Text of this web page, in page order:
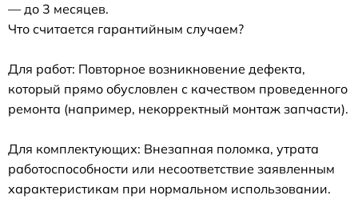
— до 3 месяцев.
Что считается гарантийным случаем?
Для работ: Повторное возникновение дефекта,
который прямо обусловлен с качеством проведенного
ремонта (например, некорректный монтаж запчасти).
Для комплектующих: Внезапная поломка, утрата
работоспособности или несоответствие заявленным
характеристикам при нормальном использовании.